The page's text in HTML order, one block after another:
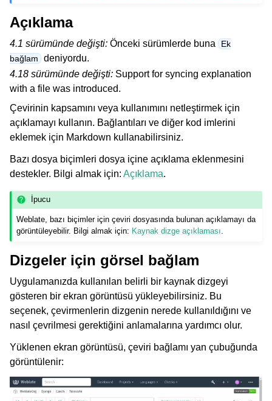
Açıklama
4.1 sürümünde değişti: Önceki sürümlerde buna
Ek
bağlam
deniyordu.
4.18 sürümünde değişti: Support for syncing explanation
with a file was introduced.
Çevirinin kapsamını veya kullanımını netleştirmek için
açıklamayı kullanın. Bağlantıları ve diğer kod imlerini
eklemek için Markdown kullanabilirsiniz.
Bazı dosya biçimleri dosya içine açıklama eklenmesini
destekler. Bilgi almak için: Açıklama.
İpucu
Weblate, bazı biçimler için çeviri dosyasında bulunan açıklamayı da
görüntüleyebilir. Bilgi almak için: Kaynak dizge açıklaması
Dizgeler için görsel bağlam
Uygulamanızda kullanılan belirli bir kaynak dizgeyi
gösteren bir ekran görüntüsü yükleyebilirsiniz. Bu
seçenek, çevirmenlerin dizgenin nerede kullanıldığını ve
nasıl çevrilmesi gerektiğini anlamalarına yardımcı olur.
Yüklenen ekran görüntüsü, çeviri bağlamı yan çubuğunda
görüntülenir: